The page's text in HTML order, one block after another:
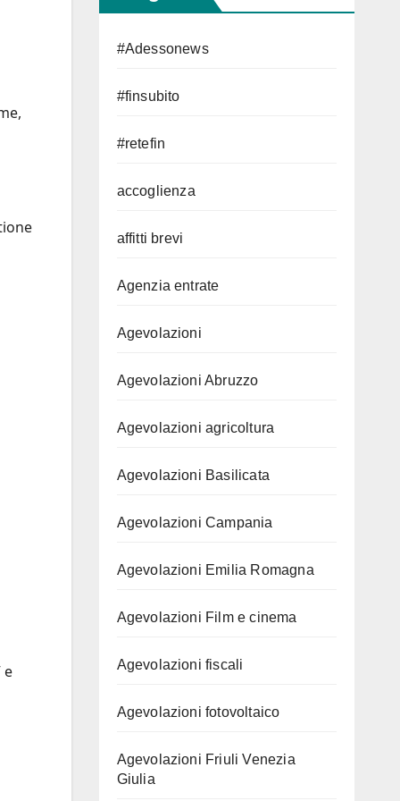
e
#Adessonews
#finsubito
#retefin
accoglienza
affitti brevi
Agenzia entrate
Agevolazioni
Agevolazioni Abruzzo
Agevolazioni agricoltura
Agevolazioni Basilicata
Agevolazioni Campania
Agevolazioni Emilia Romagna
Agevolazioni Film e cinema
Agevolazioni fiscali
Agevolazioni fotovoltaico
Agevolazioni Friuli Venezia
Giulia